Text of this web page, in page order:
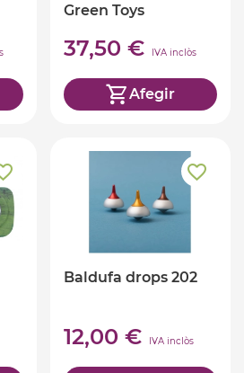
Green Toys
37,50 € IVA inclòs
Afegir
Baldufa drops 202
12,00 € IVA inclòs